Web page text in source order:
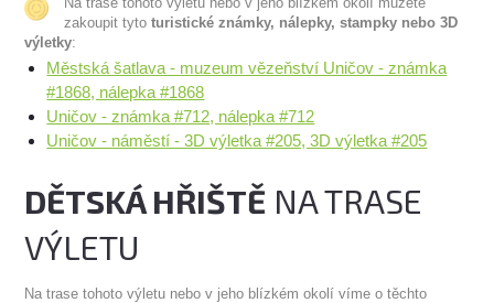
zakoupit tytoturistické známky, nálepky, stampky nebo 3D
výletky:
Městská šatlava - muzeum vězeňství Uničov - známka
#1868, nálepka #1868
Uničov - známka #712, nálepka #712
Uničov - náměstí - 3D výletka #205, 3D výletka #205
DĚTSKÁ HŘIŠTĚ NA TRASE
VÝLETU
Na trase tohoto výletu nebo v jeho blízkém okolí víme o těchto